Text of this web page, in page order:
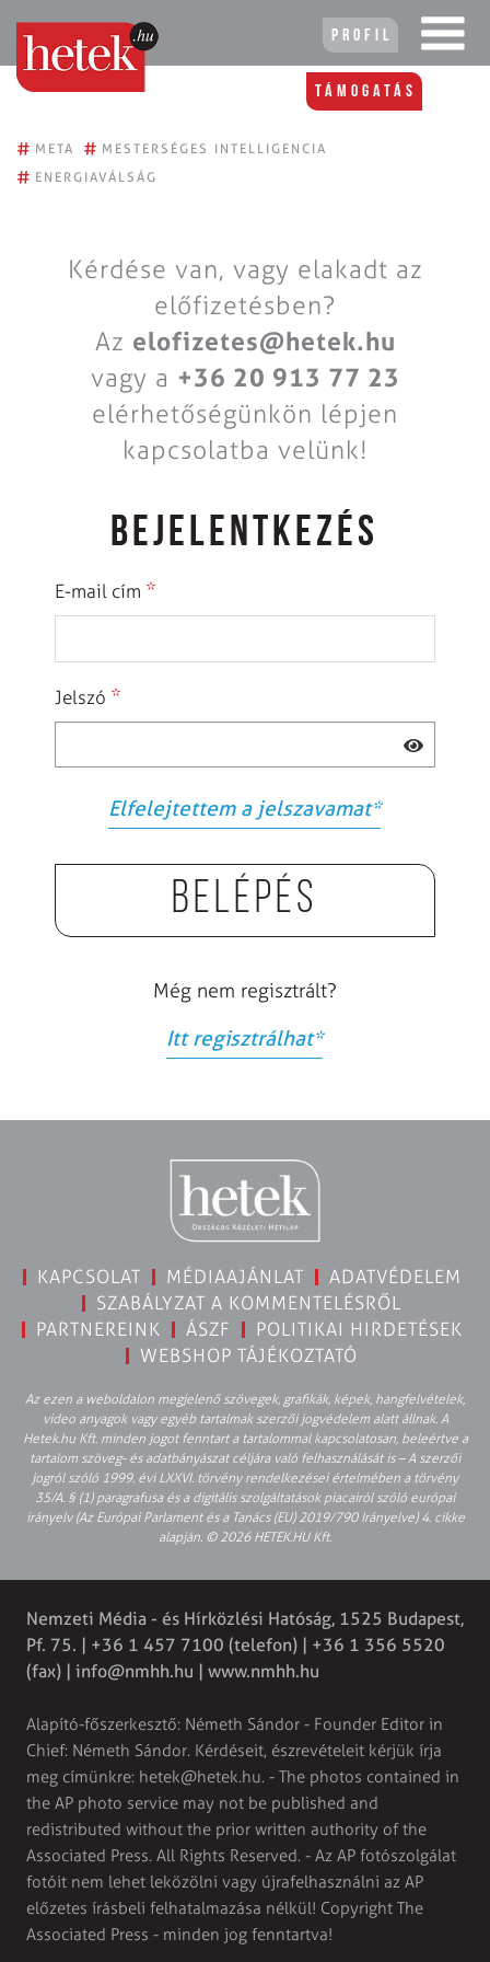
Profil
Támogatás
# META # MESTERSÉGES INTELLIGENCIA
# ENERGIAVÁLSÁG
Kérdése van, vagy elakadt az
előfizetésben?
Az elofizetes@hetek.hu
vagy a +36 20 913 77 23
elérhetőségünkön lépjen
kapcsolatba velünk!
BEJELENTKEZÉS
E-mail cím *
Jelszó *
Elfelejtettem a jelszavamat*
Belépés
Még nem regisztrált?
Itt regisztrálhat*
KAPCSOLAT MÉDIAAJÁNLAT
ADATVÉDELEM
SZABÁLYZAT A KOMMENTELÉSRŐL
PARTNEREINK
ÁSZF
POLITIKAI HIRDETÉSEK
WEBSHOP TÁJÉKOZTATÓ
Az ezen a weboldalon megjelenő szövegek, grafikák, képek, hangfelvételek,
video anyagok vagy egyéb tartalmak szerzői jogvédelem alatt állnak. A
Hetek.hu Kft. minden jogot fenntart a tartalommal kapcsolatosan, beleértve a
tartalom szöveg- és adatbányászat céljára való felhasználását is – A szerzői
jogról szóló 1999. évi LXXVI. törvény rendelkezései értelmében a törvény
35/A. § (1) paragrafusa és a digitális szolgáltatások piacairól szóló európai
irányelv (Az Európai Parlament és a Tanács (EU) 2019/790 Irányelve) 4. cikke
alapján. © 2026 HETEK.HU Kft.
Nemzeti Média - és Hírközlési Hatóság, 1525 Budapest,
Pf. 75. | +36 1 457 7100 (telefon) | +36 1 356 5520
(fax) | info@nmhh.hu | www.nmhh.hu
Alapító-főszerkesztő: Németh Sándor - Founder Editor in
Chief: Németh Sándor. Kérdéseit, észrevételeit kérjük írja
meg címünkre: hetek@hetek.hu. - The photos contained in
the AP photo service may not be published and
redistributed without the prior written authority of the
Associated Press. All Rights Reserved. - Az AP fotószolgálat
fotóit nem lehet leközölni vagy újrafelhasználni az AP
előzetes írásbeli felhatalmazása nélkül! Copyright The
Associated Press - minden jog fenntartva!